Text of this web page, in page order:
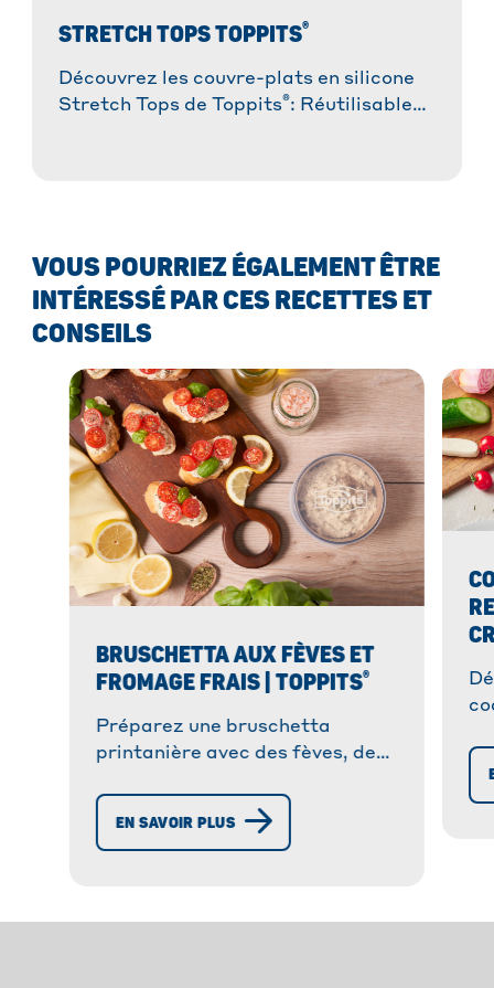
STRETCH TOPS TOPPITS®
Découvrez les couvre-plats en silicone
Stretch Tops de Toppits®: Réutilisables,
VOUS POURRIEZ ÉGALEMENT ÊTRE
INTÉRESSÉ PAR CES RECETTES ET
CONSEILS
BRUSCHETTA AUX FÈVES ET
FROMAGE FRAIS | TOPPITS®
Préparez une bruschetta
printanière avec des fèves, des
sur du pain grillé. Une entrée
légère et savoureuse.
EN SAVOIR PLUS